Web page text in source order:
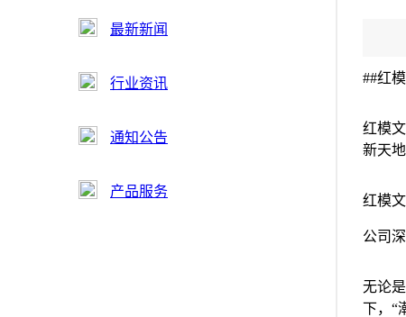
最新新闻
行业资讯
通知公告
产品服务
##红
红模
新天
红模
公司
无论
下，“